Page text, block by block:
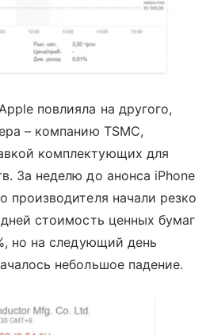
повлияла на другого,
– компанию TSMC,
комплектующих для
За неделю до анонса iPhone
производителя начали резко
стоимость ценных бумаг
но на следующий день
небольшое падение.